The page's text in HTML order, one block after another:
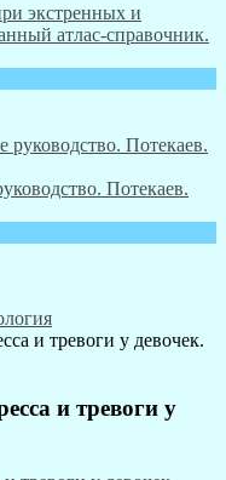
экстренных и
атлас-справочник.
Потекаев.
и тревоги у девочек.
и тревоги у